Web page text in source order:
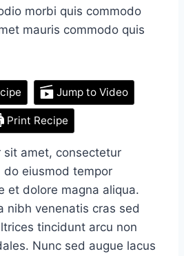
morbi quis commodo
mauris commodo quis
Jump to Video
Print Recipe
sit amet, consectetur
eiusmod tempor
et dolore magna aliqua.
nibh venenatis cras sed
tincidunt arcu non
Nunc sed augue lacus